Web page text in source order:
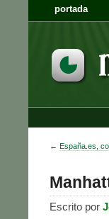
portada
← España.es,
Escrito por